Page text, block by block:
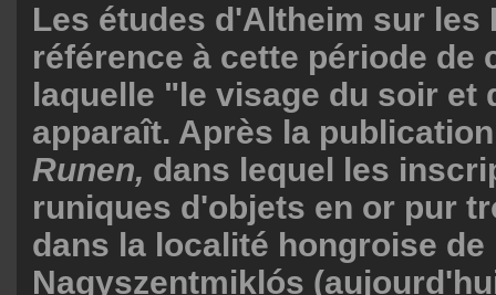
Les études d'Altheim sur les
référence à cette période de
laquelle "le visage du soir et
apparaît. Après la
Runen, dans lequel les
runiques d'objets en or pur
dans la localité hongroise de
Nagyszentmiklós